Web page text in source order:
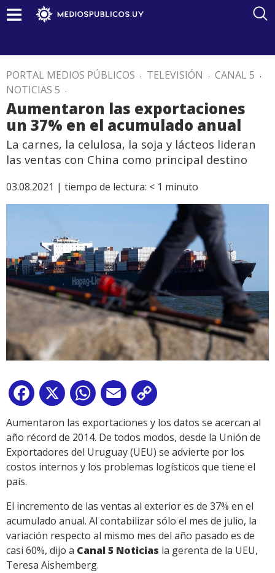
PORTAL MEDIOS PÚBLICOS . TELEVISIÓN . CANAL 5 .
NOTICIAS 5 .
Aumentaron las exportaciones
un 37% en el acumulado anual
La carnes, la celulosa, la soja y lácteos lideran
las ventas con China como principal destino
03.08.2021 | tiempo de lectura: < 1 minuto
Facebook
X WhatsApp
Email
Link
Aumentaron las exportaciones y los datos se acercan al
año récord de 2014. De todos modos, desde la Unión de
Exportadores del Uruguay (UEU) se advierte por los
costos internos y los problemas logísticos que tiene el
país.
El incremento de las ventas al exterior es de 37% en el
acumulado anual. Al contabilizar sólo el mes de julio, la
variación respecto al mismo mes del año pasado es de
casi 60%, dijo a Canal 5 Noticias la gerenta de la UEU,
Teresa Aishemberg.